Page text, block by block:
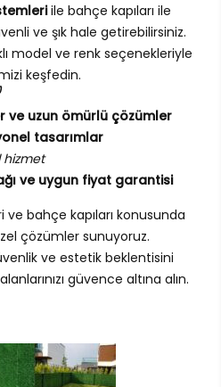
ile bahçe kapıları ile
ve şık hale getirebilirsiniz.
model ve renk seçenekleriyle
keşfedin.
ve uzun ömürlü çözümler
tasarımlar
hizmet
ve uygun fiyat garantisi
bahçe kapıları konusunda
çözümler sunuyoruz.
ve estetik beklentisini
güvence altına alın.